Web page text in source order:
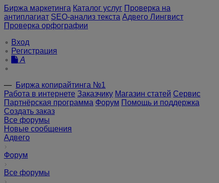
Биржа маркетинга Каталог услуг Проверка на
антиплагиат SEO-анализ текста Адвего Лингвист
Проверка орфографии
Вход
Регистрация
A
—
Биржа копирайтинга №1
Работа в интернете Заказчику Магазин статей Сервис
Партнёрская программа Форум Помощь и поддержка
Создать заказ
Все форумы
Новые сообщения
Адвего
Форум
Все форумы